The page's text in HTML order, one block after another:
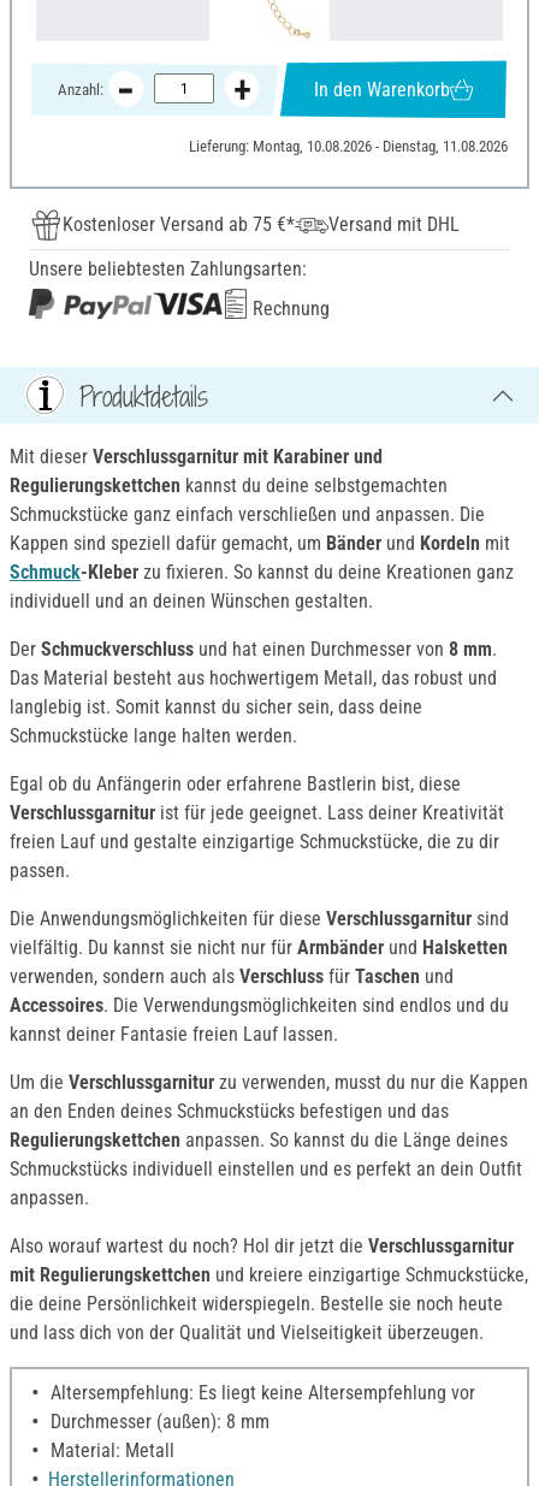
Anzahl: In den Warenkorb
Lieferung: Montag, 10.08.2026 - Dienstag, 11.08.2026
Kostenloser Versand ab 75 €*
Versand mit DHL
Unsere beliebtesten Zahlungsarten:
Rechnung
Produktdetails
Mit dieser Verschlussgarnitur mit Karabiner und
Regulierungskettchen kannst du deine selbstgemachten
Schmuckstücke ganz einfach verschließen und anpassen. Die
Kappen sind speziell dafür gemacht, um Bänder und Kordeln mit
Schmuck-Kleber zu fixieren. So kannst du deine Kreationen ganz
individuell und an deinen Wünschen gestalten.
Der Schmuckverschluss und hat einen Durchmesser von 8 mm.
Das Material besteht aus hochwertigem Metall, das robust und
langlebig ist. Somit kannst du sicher sein, dass deine
Schmuckstücke lange halten werden.
Egal ob du Anfängerin oder erfahrene Bastlerin bist, diese
Verschlussgarnitur ist für jede geeignet. Lass deiner Kreativität
freien Lauf und gestalte einzigartige Schmuckstücke, die zu dir
passen.
Die Anwendungsmöglichkeiten für diese Verschlussgarnitur sind
vielfältig. Du kannst sie nicht nur für Armbänder und Halsketten
verwenden, sondern auch als Verschluss für Taschen und
Accessoires. Die Verwendungsmöglichkeiten sind endlos und du
kannst deiner Fantasie freien Lauf lassen.
Um die Verschlussgarnitur zu verwenden, musst du nur die Kappen
an den Enden deines Schmuckstücks befestigen und das
Regulierungskettchen anpassen. So kannst du die Länge deines
Schmuckstücks individuell einstellen und es perfekt an dein Outfit
anpassen.
Also worauf wartest du noch? Hol dir jetzt die Verschlussgarnitur
mit Regulierungskettchen und kreiere einzigartige Schmuckstücke,
die deine Persönlichkeit widerspiegeln. Bestelle sie noch heute
und lass dich von der Qualität und Vielseitigkeit überzeugen.
Altersempfehlung: Es liegt keine Altersempfehlung vor
Durchmesser (außen): 8 mm
Material: Metall
Herstellerinformationen